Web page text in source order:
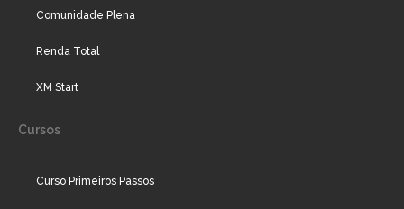
Comunidade Plena
Renda Total
XM Start
Cursos
Curso Primeiros Passos